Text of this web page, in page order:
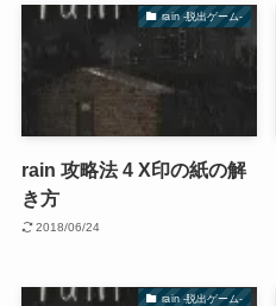
rain -脱出ゲーム-
rain 攻略法 4 X印の紙の解
き方
2018/06/24
rain -脱出ゲーム-